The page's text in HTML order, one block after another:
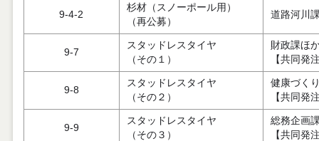
9-4-2
杉材（スノーポール用）
（再公募）
道路河川
9-7
スタッドレスタイヤ
（その１）
財政課ほ
【共同発
9-8
スタッドレスタイヤ
（その２）
健康づく
【共同発
9-9
スタッドレスタイヤ
（その３）
総務企画
【共同発